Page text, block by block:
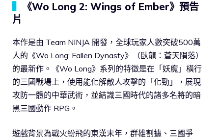
《Wo Long 2: Wings of Ember》預告
片
本作是由 Team NINJA 開發，全球玩家人數突破500萬
人的《Wo Long: Fallen Dynasty》（臥龍：蒼天隕落）
的最新作。《Wo Long》系列的特徵是在「妖魔」橫行
的三國戰場上，使用能化解敵人攻擊的「化勁」，展現
攻防一體的中華武術，並結識三國時代的諸多名將的暗
黑三國動作 RPG。
遊戲背景為戰火紛飛的東漢末年，群雄割據、三國爭